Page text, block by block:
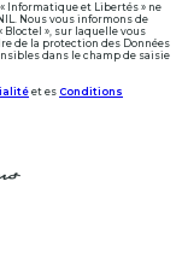
Informatique et Libertés » ne
Nous vous informons de
Bloctel », sur laquelle vous
de la protection des Données
dans le champ de saisie
et es Conditions